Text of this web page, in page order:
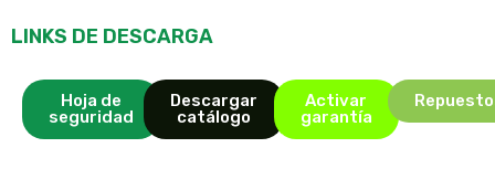
LINKS DE DESCARGA
Hoja de
seguridad
Descargar
catálogo
Activar
garantía